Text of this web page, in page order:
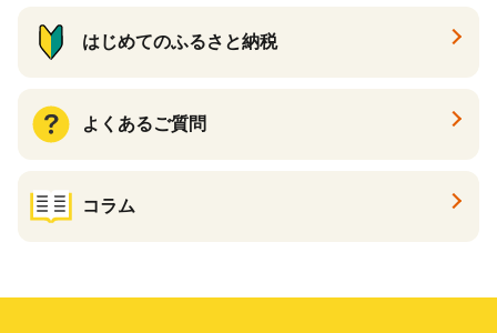
はじめてのふるさと納税
よくあるご質問
コラム